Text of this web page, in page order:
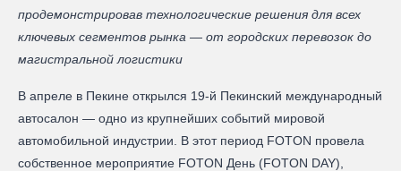
продемонстрировав технологические решения для всех
ключевых сегментов рынка — от городских перевозок до
магистральной логистики
В апреле в Пекине открылся 19‑й Пекинский международный
автосалон — одно из крупнейших событий мировой
автомобильной индустрии. В этот период FOTON провела
собственное мероприятие FOTON День (FOTON DAY),